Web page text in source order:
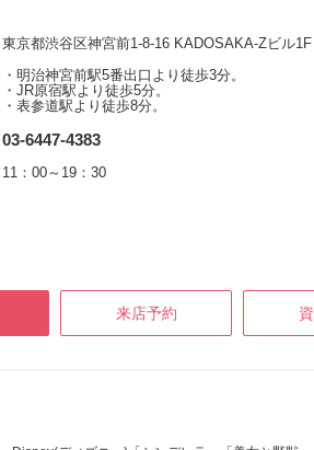
東京都渋谷区神宮前1-8-16 KADOSAKA-Zビル1F
・明治神宮前駅5番出口より徒歩3分。
・JR原宿駅より徒歩5分。
・表参道駅より徒歩8分。
03-6447-4383
11：00～19：30
来店予約